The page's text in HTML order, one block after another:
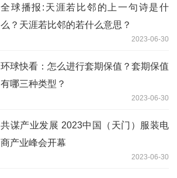
全球播报:天涯若比邻的上一句诗是什
么？天涯若比邻的若什么意思？
2023-06-30
环球快看：怎么进行套期保值？套期保值
有哪三种类型？
2023-06-30
共谋产业发展 2023中国（天门）服装电
商产业峰会开幕
2023-06-30